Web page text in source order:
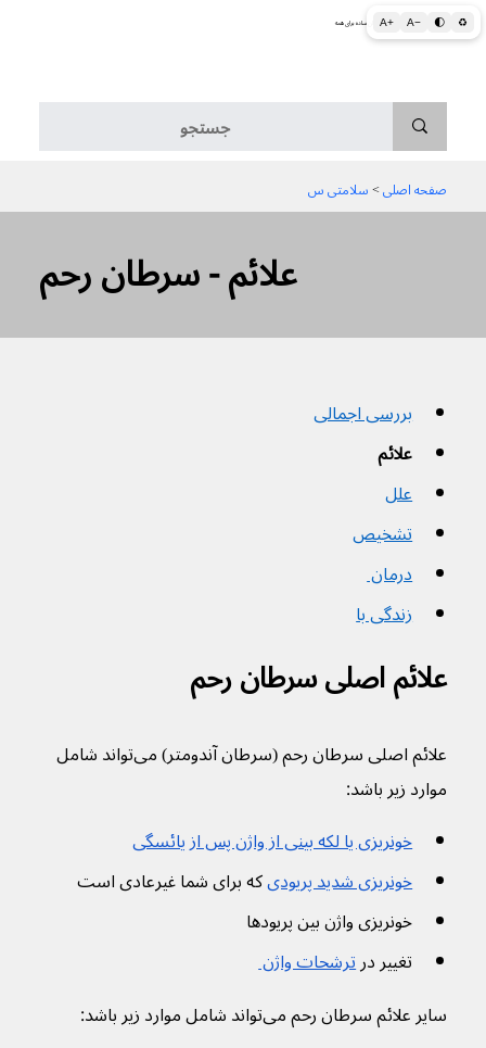
A+ A− 🌓 ♻ اطلاعات پزشکی و بهداشتی به زبان ساده برای همه
صفحه اصلی > سلامتی س
علائم - سرطان رحم
بررسی اجمالی
علائم
علل
تشخیص
درمان
زندگی با
علائم اصلی سرطان رحم
علائم اصلی سرطان رحم (سرطان آندومتر
) می‌تواند شامل
موارد زیر باشد:
خونریزی یا لکه بینی از واژن پس از یائسگی
خونریزی شدید پریودی که برای شما غیرعادی است
خونریزی واژن بین پریودها
تغییر در ترشحات واژن
سایر علائم سرطان رحم می‌تواند شامل موارد زیر باشد: